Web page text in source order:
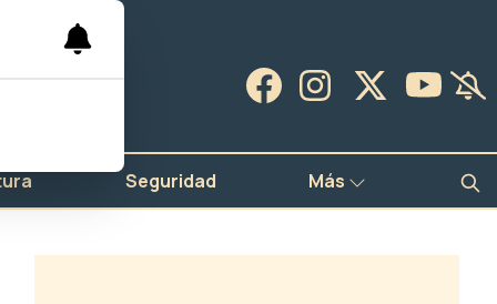
Seguridad Más